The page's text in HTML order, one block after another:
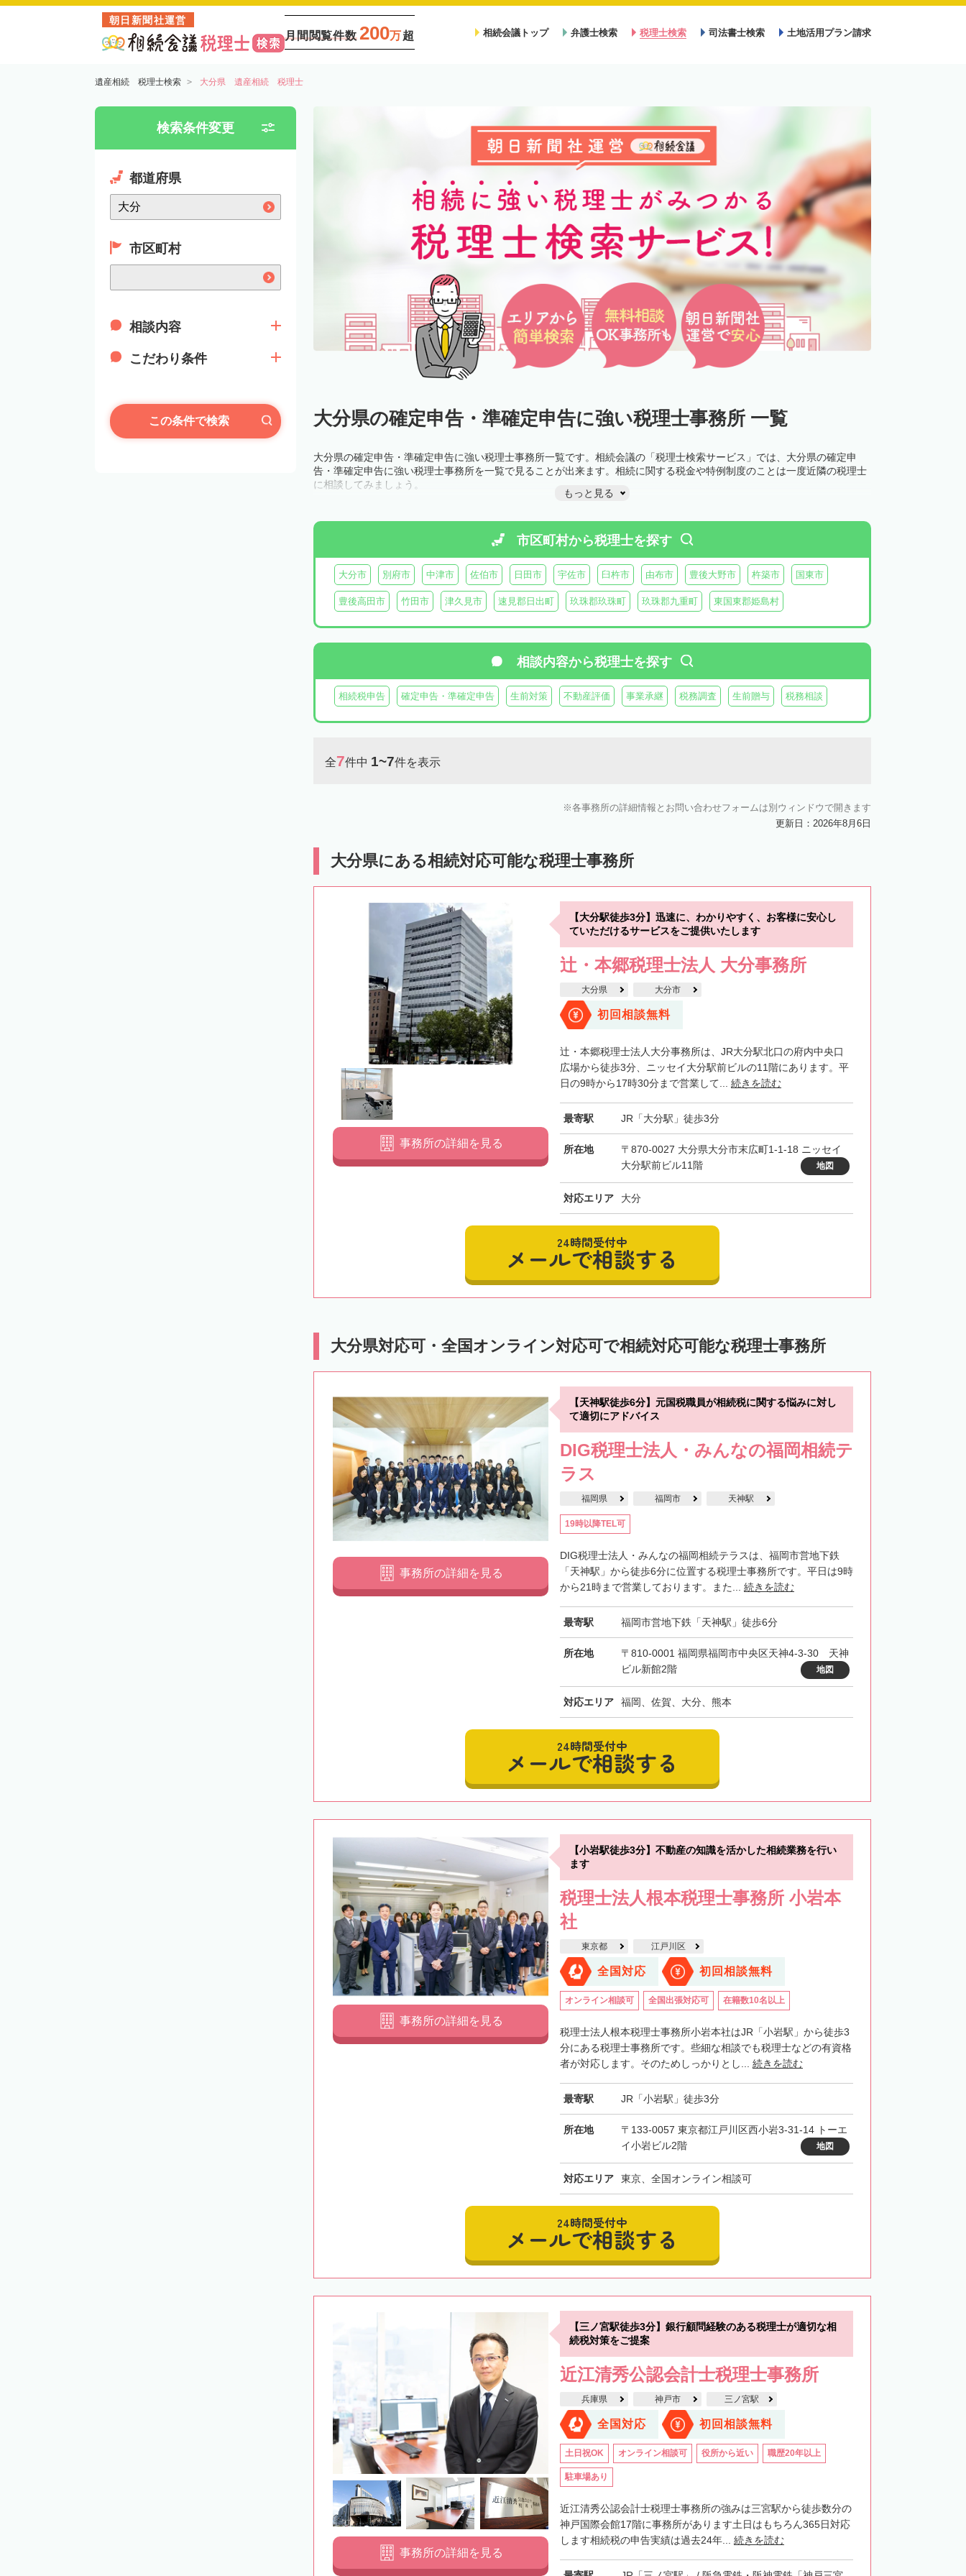
朝日新聞社運営
月間閲覧件数 200万超 相続会議トップ 弁護士検索 税理士検索 司法書士検索 土地活用プラン請求
遺産相続 税理士検索 大分県 遺産相続 税理士
検索条件変更
都道府県
市区町村
相談内容
こだわり条件
この条件で検索 大分県の確定申告・準確定申告に強い税理士事務所 一覧
大分県の確定申告・準確定申告に強い税理士事務所一覧です。相続会議の「税理士検索サービス」では、大分県の確定申
告・準確定申告に強い税理士事務所を一覧で見ることが出来ます。相続に関する税金や特例制度のことは一度近隣の税理士
に相談してみましょう。
もっと見る
市区町村から税理士を探す
大分市 別府市 中津市 佐伯市 日田市 宇佐市 臼杵市 由布市 豊後大野市 杵築市 国東市
豊後高田市 竹田市 津久見市 速見郡日出町 玖珠郡玖珠町 玖珠郡九重町 東国東郡姫島村
相談内容から税理士を探す
相続税申告 確定申告・準確定申告 生前対策 不動産評価 事業承継 税務調査 生前贈与 税務相談
全7件中 1~7件を表示
各事務所の詳細情報とお問い合わせフォームは別ウィンドウで開きます
更新日：2026年8月6日
大分県にある相続対応可能な税理士事務所
【大分駅徒歩3分】迅速に、わかりやすく、お客様に安心し
ていただけるサービスをご提供いたします
辻・本郷税理士法人 大分事務所
大分県 大分市
初回相談無料
辻・本郷税理士法人大分事務所は、JR大分駅北口の府内中央口
広場から徒歩3分、ニッセイ大分駅前ビルの11階にあります。平
日の9時から17時30分まで営業して... 続きを読む
最寄駅 JR「大分駅」徒歩3分
所在地
〒870-0027 大分県大分市末広町1-1-18 ニッセイ
大分駅前ビル11階
地図
対応エリア 大分
事務所の詳細を見る
24時間受付中
メールで相談する
大分県対応可・全国オンライン対応可で相続対応可能な税理士事務所
【天神駅徒歩6分】元国税職員が相続税に関する悩みに対し
て適切にアドバイス
DIG税理士法人・みんなの福岡相続テ
ラス
福岡県 福岡市 天神駅
19時以降TEL可
DIG税理士法人・みんなの福岡相続テラスは、福岡市営地下鉄
「天神駅」から徒歩6分に位置する税理士事務所です。平日は9時
から21時まで営業しております。また... 続きを読む
最寄駅 福岡市営地下鉄「天神駅」徒歩6分
所在地
〒810-0001 福岡県福岡市中央区天神4-3-30 天神
ビル新館2階
地図
対応エリア 福岡、佐賀、大分、熊本
事務所の詳細を見る
24時間受付中
メールで相談する
【小岩駅徒歩3分】不動産の知識を活かした相続業務を行い
ます
税理士法人根本税理士事務所 小岩本
社
東京都 江戸川区
全国対応 初回相談無料
オンライン相談可 全国出張対応可 在籍数10名以上
税理士法人根本税理士事務所小岩本社はJR「小岩駅」から徒歩3
分にある税理士事務所です。些細な相談でも税理士などの有資格
者が対応します。そのためしっかりとし... 続きを読む
最寄駅 JR「小岩駅」徒歩3分
所在地
〒133-0057 東京都江戸川区西小岩3-31-14 トーエ
イ小岩ビル2階
地図
対応エリア 東京、全国オンライン相談可
事務所の詳細を見る
24時間受付中
メールで相談する
【三ノ宮駅徒歩3分】銀行顧問経験のある税理士が適切な相
続税対策をご提案
近江清秀公認会計士税理士事務所
兵庫県 神戸市 三ノ宮駅
全国対応 初回相談無料
土日祝OK オンライン相談可 役所から近い 職歴20年以上
駐車場あり
近江清秀公認会計士税理士事務所の強みは三宮駅から徒歩数分の
神戸国際会館17階に事務所があります土日はもちろん365日対応
します相続税の申告実績は過去24年... 続きを読む
事務所の詳細を見る